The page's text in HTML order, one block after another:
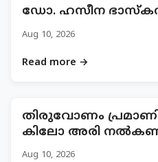
ഡോ. ഹസീന
Aug 10, 2026
Read more →
തിരുവോണം
കിലോ അരി
Aug 10, 2026